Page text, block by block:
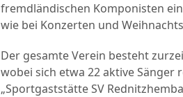
fremdländischen Komponisten
wie bei Konzerten und
Der gesamte Verein besteht
wobei sich etwa 22 aktive Sänger
„Sportgaststätte SV